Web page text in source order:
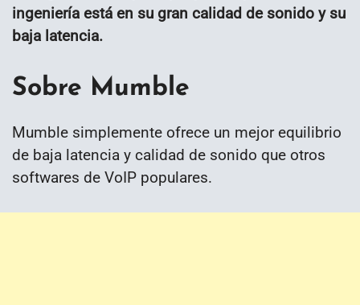
ingeniería está en su gran calidad de sonido y su
baja latencia.
Sobre Mumble
Mumble simplemente ofrece un mejor equilibrio
de baja latencia y calidad de sonido que otros
softwares de VoIP populares.